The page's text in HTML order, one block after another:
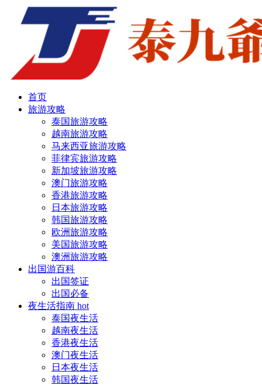
首页
旅游攻略
泰国旅游攻略
越南旅游攻略
马来西亚旅游攻略
菲律宾旅游攻略
新加坡旅游攻略
澳门旅游攻略
香港旅游攻略
日本旅游攻略
韩国旅游攻略
欧洲旅游攻略
美国旅游攻略
澳洲旅游攻略
出国游百科
出国签证
出国必备
夜生活指南 hot
泰国夜生活
越南夜生活
香港夜生活
澳门夜生活
日本夜生活
韩国夜生活